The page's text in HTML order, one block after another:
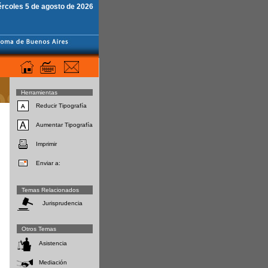
5 de agosto de 2026
Herramientas
Reducir Tipografía
Aumentar Tipografía
Imprimir
Enviar a:
Temas Relacionados
Jurisprudencia
Otros Temas
Asistencia
Mediación